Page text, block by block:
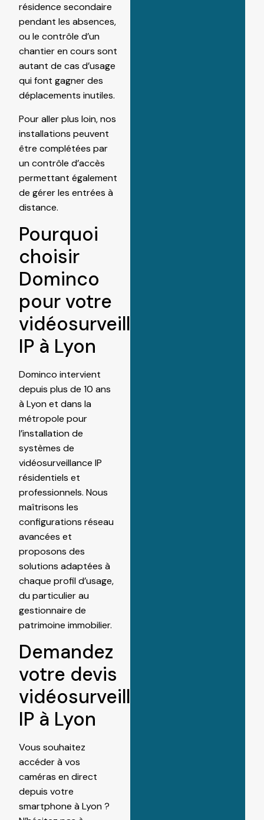
résidence secondaire
pendant les absences,
ou le contrôle d’un
chantier en cours sont
autant de cas d’usage
qui font gagner des
déplacements inutiles.
Pour aller plus loin, nos
installations peuvent
être complétées par
uncontrôle d’accès
permettant également
de gérer les entrées à
distance.
Pourquoi
choisir
Dominco
pour votre
vidéosurveillance
IP à Lyon
Dominco intervient
depuis plus de 10 ans
à Lyon et dans la
métropole pour
l’installation de
systèmes de
vidéosurveillance IP
résidentiels et
professionnels. Nous
maîtrisons les
configurations réseau
avancées et
proposons des
solutions adaptées à
chaque profil d’usage,
du particulier au
gestionnaire de
patrimoine immobilier.
Demandez
votre devis
vidéosurveillance
IP à Lyon
Vous souhaitez
accéder à vos
caméras en direct
depuis votre
smartphone à Lyon ?